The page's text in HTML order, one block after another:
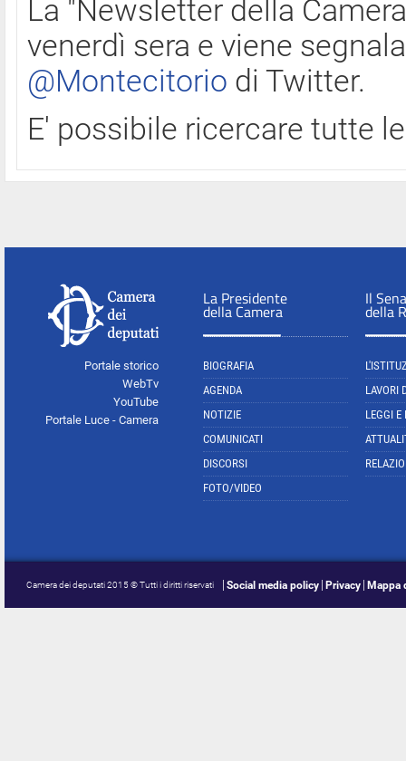
La "Newsletter della
venerdì sera e viene
@Montecitorio di Twitter.
E' possibile ricercare tutte
Portale storico
WebTv
YouTube
Portale Luce - Camera
La Presidente
della Camera
BIOGRAFIA
AGENDA
NOTIZIE
COMUNICATI
DISCORSI
FOTO/VIDEO
Il
della
LAVORI
LEGGI E
Camera dei deputati 2015 © Tutti i diritti riservati Social media policy Privacy Mappa